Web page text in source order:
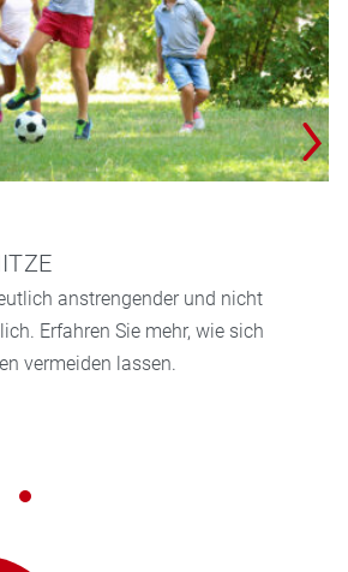
anstrengender und nicht
Erfahren Sie mehr, wie sich
vermeiden lassen.